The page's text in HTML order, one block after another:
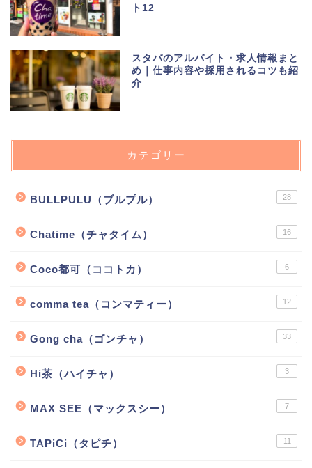
ト12
スタバのアルバイト・求人情報まと
め｜仕事内容や採用されるコツも紹
介
カテゴリー
BULLPULU（ブルプル） 28
Chatime（チャタイム） 16
Coco都可（ココトカ） 6
comma tea（コンマティー） 12
Gong cha（ゴンチャ） 33
Hi茶（ハイチャ） 3
MAX SEE（マックスシー） 7
TAPiCi（タピチ） 11